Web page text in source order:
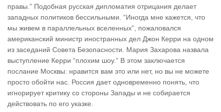
правы.” Подобная русская дипломатия отрицания делает
западных политиков бессильными. “Иногда мне кажется, что
мы живем в параллельных вселенных”, пожаловался
американский министр иностранных дел Джон Керри на одном
из заседаний Совета Безопасности. Мария Захарова назвала
выступление Керри “плохим шоу.” В этом заключается
послание Москвы: нравится вам это или нет, но вы не можете
просто обойти нас. Россия дает одновременно понять, что
игнорирует критику со стороны Запады и не собирается
действовать по его указке.